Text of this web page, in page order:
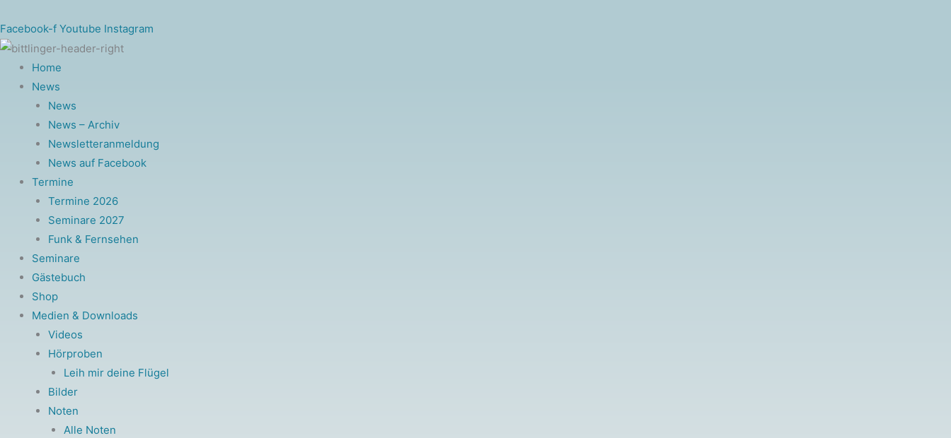
Inhalt
springen
Facebook-f Youtube Instagram
Home
News
News
News – Archiv
Newsletteranmeldung
News auf Facebook
Termine
Termine 2026
Seminare 2027
Funk & Fernsehen
Seminare
Gästebuch
Shop
Medien & Downloads
Videos
Hörproben
Leih mir deine Flügel
Bilder
Noten
Alle Noten